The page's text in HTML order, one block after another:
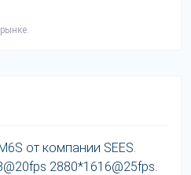
от компании SEES.
2880*1616@25fps.